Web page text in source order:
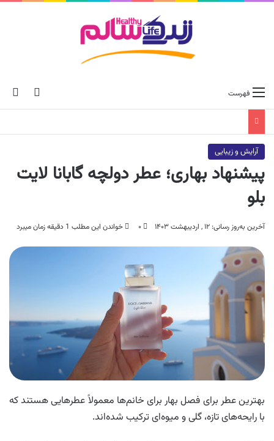
skin فهرست
آرایش و زیبایی
پیشنهاد بهاری؛ عطر دولچه گابانا لایت
بلو
آخرین به‌روز رسانی: ۱۲ , اردیبهشت ۱۴۰۳ ۰ خواندن این مطلب 1 دقیقه زمان میبرد
بهترین عطر برای فصل بهار برای خانم‌ها معمولاً عطرهایی هستند که
با رایحه‌های تازه، گلی و میوه‌ای ترکیب شده‌اند.